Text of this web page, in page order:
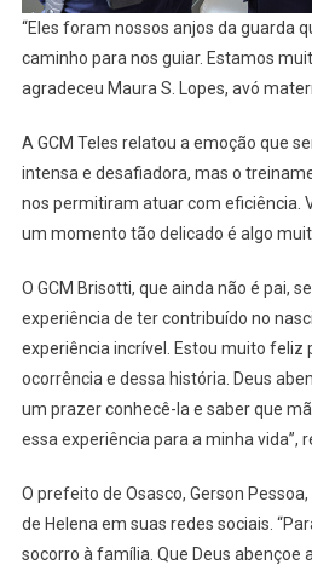
“Eles foram nossos anjos da guarda
caminho para nos guiar. Estamos
agradeceu Maura S. Lopes, avó
A GCM Teles relatou a emoção que
intensa e desafiadora, mas o
nos permitiram atuar com eficiência.
um momento tão delicado é algo
O GCM Brisotti, que ainda não é pai,
experiência de ter contribuído no
experiência incrível. Estou muito feliz
ocorrência e dessa história. Deus
um prazer conhecê-la e saber que
essa experiência para a minha vida”,
O prefeito de Osasco, Gerson
de Helena em suas redes sociais.
socorro à família. Que Deus abençoe